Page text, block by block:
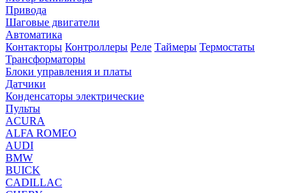
Привода
Шаговые двигатели
Автоматика
Контакторы Контроллеры Реле Таймеры Термостаты
Трансформаторы
Блоки управления и платы
Датчики
Конденсаторы электрические
Пульты
ACURA
ALFA ROMEO
AUDI
BMW
BUICK
CADILLAC